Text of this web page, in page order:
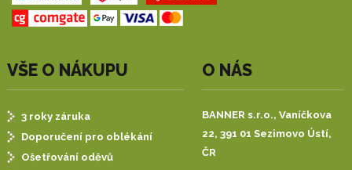
VŠE O NÁKUPU
3 roky záruka
Doporučení pro oblékání
Ošetřování oděvů
O NÁS
BANNER s.r.o., Vaníčkova
22, 391 01 Sezimovo Ústí,
ČR